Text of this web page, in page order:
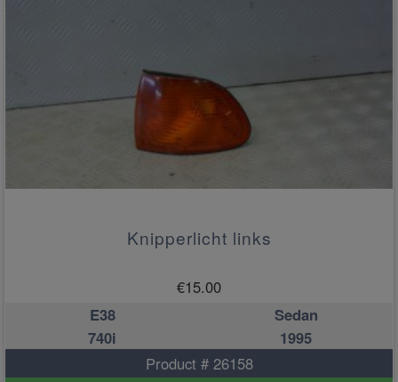
Knipperlicht links
€15.00
E38
Sedan
740i
1995
Product # 26158